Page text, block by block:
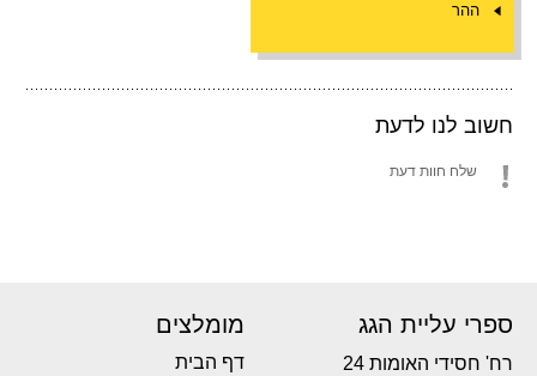
ההר
חשוב לנו לדעת
שלח חוות דעת
ספרי עליית הגג
רח' חסידי האומות 24
מומלצים
דף הבית